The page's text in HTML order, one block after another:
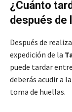
¿Cuánto
después de
Después de
expedición de la
puede tardar entre
deberás acudir a
toma de huellas.